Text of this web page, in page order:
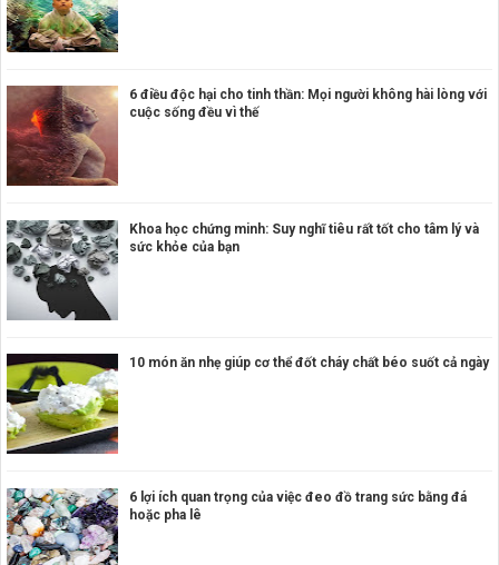
6 điều độc hại cho tinh thần: Mọi người không hài lòng với
cuộc sống đều vì thế
Khoa học chứng minh: Suy nghĩ tiêu rất tốt cho tâm lý và
sức khỏe của bạn
10 món ăn nhẹ giúp cơ thể đốt cháy chất béo suốt cả ngày
6 lợi ích quan trọng của việc đeo đồ trang sức bằng đá
hoặc pha lê